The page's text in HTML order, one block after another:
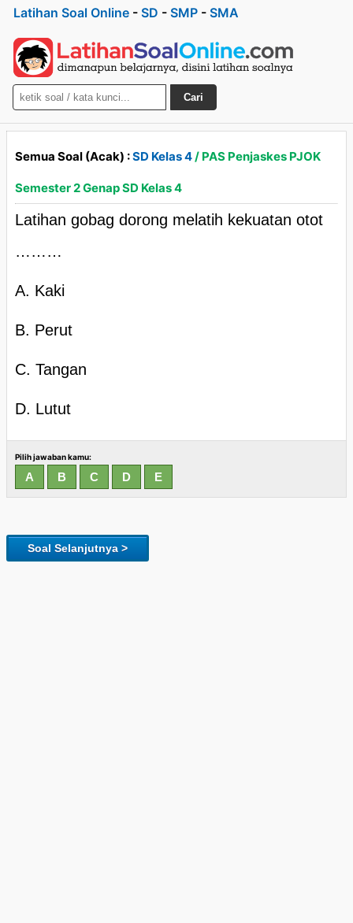
Latihan Soal Online - SD - SMP - SMA
Cari
Semua Soal (Acak) :SD Kelas 4/ PAS Penjaskes PJOK
Semester 2 Genap SD Kelas 4
Latihan gobag dorong melatih kekuatan otot
………
A. Kaki
B. Perut
C. Tangan
D. Lutut
Pilih jawaban kamu:
Soal Selanjutnya >